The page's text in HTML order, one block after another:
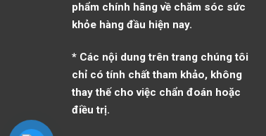
phẩm chính hãng về chăm sóc sức
khỏe hàng đầu hiện nay.
* Các nội dung trên trang chúng tôi
chỉ có tính chất tham khảo, không
thay thế cho việc chẩn đoán hoặc
điều trị.